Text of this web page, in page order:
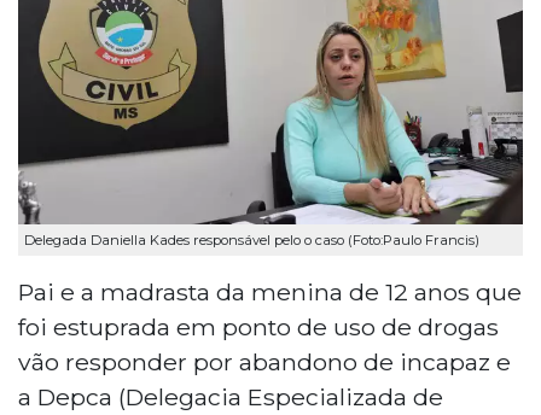
Delegada Daniella Kades responsável pelo o caso (Foto:Paulo Francis)
Pai e a madrasta da menina de 12 anos que
foi estuprada em ponto de uso de drogas
vão responder por abandono de incapaz e
a Depca (Delegacia Especializada de